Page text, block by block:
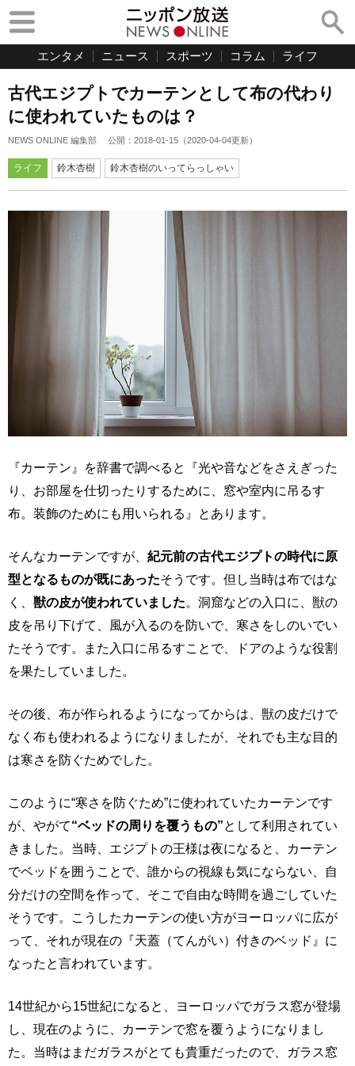
エンタメ ニュース スポーツ コラム ライフ
古代エジプトでカーテンとして布の代わり
に使われていたものは？
NEWS ONLINE 編集部 公開： 2018-01-15 （2020-04-04更新）
ライフ 鈴木杏樹 鈴木杏樹のいってらっしゃい
『カーテン』を辞書で調べると『光や音などをさえぎった
り、お部屋を仕切ったりするために、窓や室内に吊るす
布。装飾のためにも用いられる』とあります。
そんなカーテンですが、 紀元前の古代エジプトの時代に原
型となるものが既にあったそうです。但し当時は布ではな
く、 獣の皮が使われていました。洞窟などの入口に、獣の
皮を吊り下げて、風が入るのを防いで、寒さをしのいでい
たそうです。また入口に吊るすことで、ドアのような役割
を果たしていました。
その後、布が作られるようになってからは、獣の皮だけで
なく布も使われるようになりましたが、それでも主な目的
は寒さを防ぐためでした。
このように“寒さを防ぐため”に使われていたカーテンです
が、やがて“ベッドの周りを覆うもの”として利用されてい
きました。当時、エジプトの王様は夜になると、カーテン
でベッドを囲うことで、誰からの視線も気にならない、自
分だけの空間を作って、そこで自由な時間を過ごしていた
そうです。こうしたカーテンの使い方がヨーロッパに広が
って、それが現在の『天蓋（てんがい）付きのベッド』に
なったと言われています。
14世紀から15世紀になると、ヨーロッパでガラス窓が登場
し、現在のように、カーテンで窓を覆うようになりまし
た。当時はまだガラスがとても貴重だったので、ガラス窓